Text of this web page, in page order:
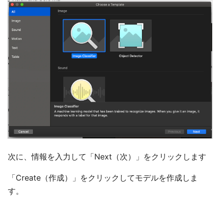
次に、情報を入力して「Next（次）」をクリックします
「Create（作成）」をクリックしてモデルを作成しま
す。